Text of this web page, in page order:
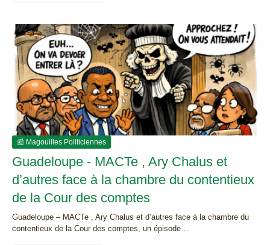
📰 Magouilles Politiciennes
Guadeloupe - MACTe , Ary Chalus et
d’autres face à la chambre du contentieux
de la Cour des comptes
Guadeloupe – MACTe , Ary Chalus et d’autres face à la chambre du
contentieux de la Cour des comptes, un épisode…